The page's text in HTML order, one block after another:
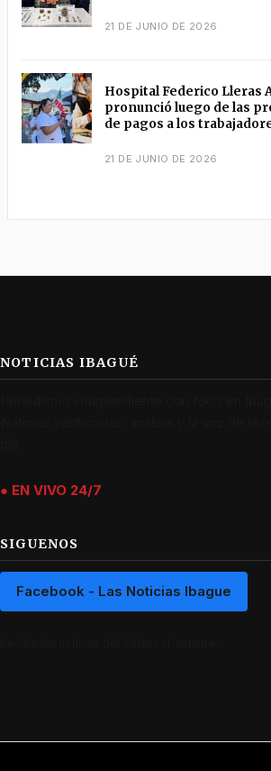
21 DE JUNIO DE 2026
Hospital Federico Lleras
pronunció luego de las
de pagos a los
21 DE JUNIO DE 2026
NOTICIAS IBAGUÉ
● EN VIVO 24/7
SIGUENOS
Facebook - Las Noticias Ibague